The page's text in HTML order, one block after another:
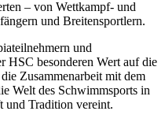
– von Wettkampf- und
und Breitensportlern.
und
HSC besonderen Wert auf die
Zusammenarbeit mit dem
Welt des Schwimmsports in
und Tradition vereint.